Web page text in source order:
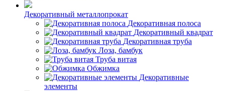
Декоративный металлопрокат
Декоративная полоса
Декоративный квадрат
Декоративная труба
Лоза, бамбук
Труба витая
Обжимка
Декоративные
элементы